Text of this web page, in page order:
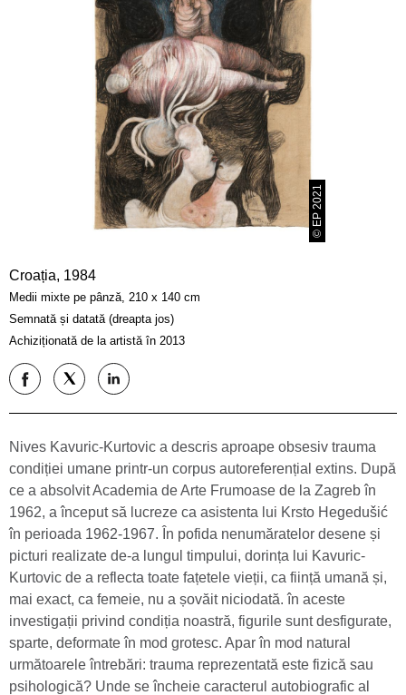
© EP 2021
Croația, 1984
Medii mixte pe pânză, 210 x 140 cm
Semnată și datată (dreapta jos)
Achiziționată de la artistă în 2013
Distribuiți
pe
Distribuiți
pe
Distribuiți
pe
Nives Kavuric-Kurtovic a descris aproape obsesiv trauma
condiției umane printr-un corpus autoreferențial extins. După
ce a absolvit Academia de Arte Frumoase de la Zagreb în
1962, a început să lucreze ca asistenta lui Krsto Hegedušić
în perioada 1962-1967. În pofida nenumăratelor desene și
picturi realizate de-a lungul timpului, dorința lui Kavuric-
Kurtovic de a reflecta toate fațetele vieții, ca ființă umană și,
mai exact, ca femeie, nu a șovăit niciodată. în aceste
investigații privind condiția noastră, figurile sunt desfigurate,
sparte, deformate în mod grotesc. Apar în mod natural
următoarele întrebări: trauma reprezentată este fizică sau
psihologică? Unde se încheie caracterul autobiografic al